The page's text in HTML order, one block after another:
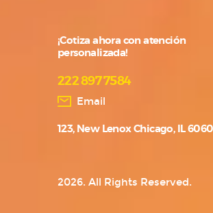
¡Cotiza ahora con atención
personalizada!
222 897 7584
Email
123, New Lenox Chicago, IL
2026. All Rights Reserved.